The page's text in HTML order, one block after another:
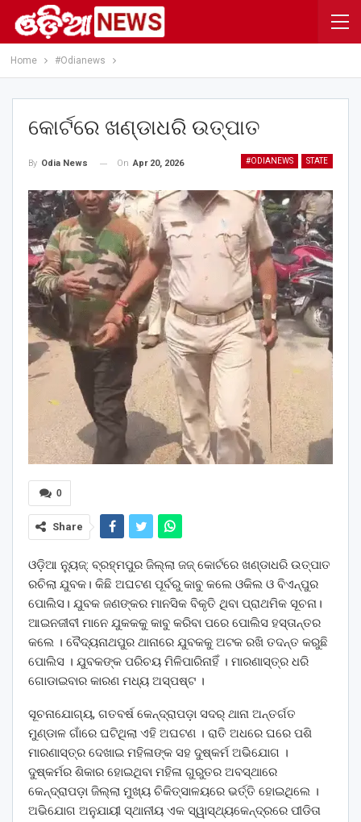
Home #Odianews
କୋର୍ଟରେ ଖଣ୍ଡାଧରି ଉତ୍ପାତ
#ODIANEWS STATE
By Odia News On Apr 20, 2026
0
Share
ଓଡ଼ିଆ ନ୍ୟୁଜ୍: ବ୍ରହ୍ମପୁର ଜିଲ୍ଲା ଜଜ୍‌ କୋର୍ଟରେ ଖଣ୍ଡାଧରି ଉତ୍ପାତ
ରଚିଲା ଯୁବକ। କିଛି ଅଘଟଣ ପୂର୍ବରୁ କାବୁ କଲେ ଓକିଲ ଓ ବିଏନ୍‌ପୁର
ପୋଲିସ। ଯୁବକ ଜଣଙ୍କର ମାନସିକ ବିକୃତି ଥିବା ପ୍ରାଥମିକ ସୂଚନା।
ଆଇନଜୀବୀ ମାନେ ଯୁକକକୁ କାବୁ କରିବା ପରେ ପୋଲିସ ହସ୍ତାନ୍ତର
କଲେ । ବୈଦ୍ୟନାଥପୁର ଥାନାରେ ଯୁବକକୁ ଅଟକ ରଖି ତଦନ୍ତ କରୁଛି
ପୋଲିସ । ଯୁବକଙ୍କ ପରିଚୟ ମିଳିପାରିନାହିଁ । ମାରଣାସ୍ତ୍ର ଧରି
ଗୋଡାଇବାର କାରଣ ମଧ୍ୟ ଅସ୍ପଷ୍ଟ ।
ସୂଚନାଯୋଗ୍ୟ, ଗତବର୍ଷ କେନ୍ଦ୍ରାପଡ଼ା ସଦର୍ ଥାନା ଅନ୍ତର୍ଗତ
ମୁଣ୍ଡାଳ ଗାଁରେ ଘଟିଥିଲା ଏହି ଅଘଟଣ । ରାତି ଅଧରେ ଘରେ ପଶି
ମାରଣାସ୍ତ୍ର ଦେଖାଇ ମହିଳାଙ୍କ ସହ ଦୁଷ୍କର୍ମ ଅଭିଯୋଗ ।
ଦୁଷ୍କର୍ମର ଶିକାର ହୋଇଥିବା ମହିଳା ଗୁରୁତର ଅବସ୍ଥାରେ
କେନ୍ଦ୍ରାପଡ଼ା ଜିଲ୍ଲା ମୁଖ୍ୟ ଚିକିତ୍ସାଳୟରେ ଭର୍ତ୍ତି ହୋଇଥିଲେ ।
ଅଭିଯୋଗ ଅନୁଯାୟୀ ସ୍ଥାନୀୟ ଏକ ସ୍ୱାସ୍ଥ୍ୟକେନ୍ଦ୍ରରେ ପୀଡିତା